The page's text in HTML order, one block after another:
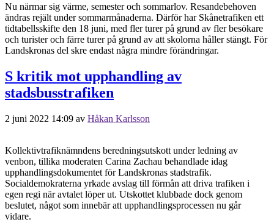
Nu närmar sig värme, semester och sommarlov. Resandebehoven
ändras rejält under sommarmånaderna. Därför har Skånetrafiken ett
tidtabellsskifte den 18 juni, med fler turer på grund av fler besökare
och turister och färre turer på grund av att skolorna håller stängt. För
Landskronas del skre endast några mindre förändringar.
S kritik mot upphandling av
stadsbusstrafiken
2 juni 2022 14:09 av Håkan Karlsson
Kollektivtrafiknämndens beredningsutskott under ledning av
venbon, tillika moderaten Carina Zachau behandlade idag
upphandlingsdokumentet för Landskronas stadstrafik.
Socialdemokraterna yrkade avslag till förmån att driva trafiken i
egen regi när avtalet löper ut. Utskottet klubbade dock genom
beslutet, något som innebär att upphandlingsprocessen nu går
vidare.